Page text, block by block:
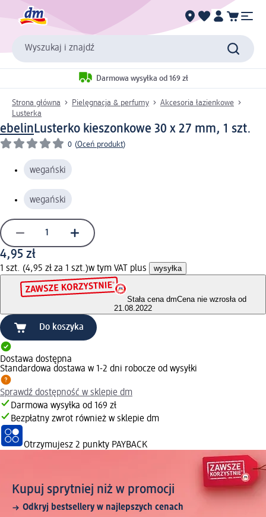
Wyszukaj i znajdź
Darmowa wysyłka od 169 zł
Strona główna Pielęgnacja & perfumy
Akcesoria łazienkowe
Lusterka
ebelinLusterko kieszonkowe 30 x 27 mm, 1 szt.
0 (Oceń produkt)
wegański
wegański
4,95 zł
1 szt. (4,95 zł za 1 szt.)w tym VAT plus wysyłka
Stała cena dmCena nie wzrosła od
21.08.2022
Do koszyka
Dostawa dostępna
Standardowa dostawa w 1-2 dni robocze od wysyłki
Sprawdź dostępność w sklepie dm
Darmowa wysyłka od 169 zł
Bezpłatny zwrot również w sklepie dm
Otrzymujesz 2 punkty PAYBACK
Kupuj sprytniej niż w promocji
Odkryj bestsellery w najlepszych cenach